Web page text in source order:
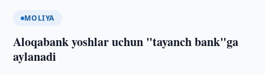
MOLIYA
Aloqabank yoshlar uchun "tayanch bank"ga
aylanadi